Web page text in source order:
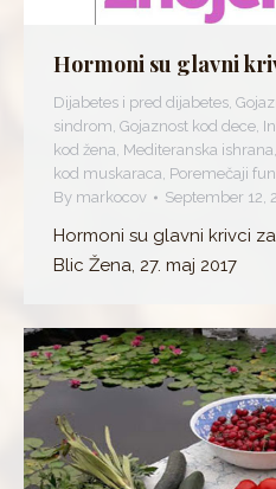
Hormoni su glavni
Dijabetes i pred dijabetes,
sindrom, Gojaznost kod dece,
kod žena, Mediteranska ishrana,
kod muskaraca, Poremečaji
By markocov September 12,
Hormoni su glavni krivci
Blic Žena, 27. maj 2017